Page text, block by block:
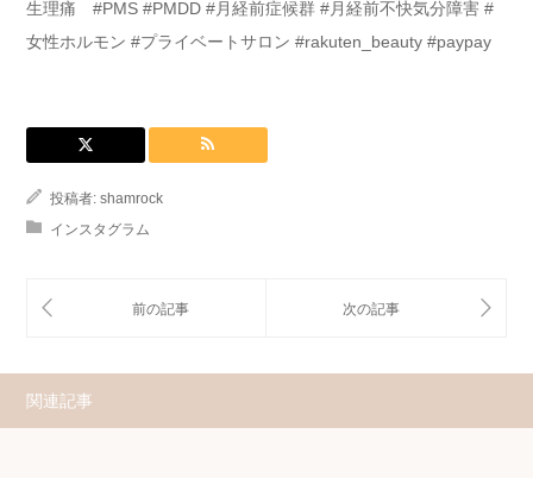
投稿者: shamrock
インスタグラム
関連記事